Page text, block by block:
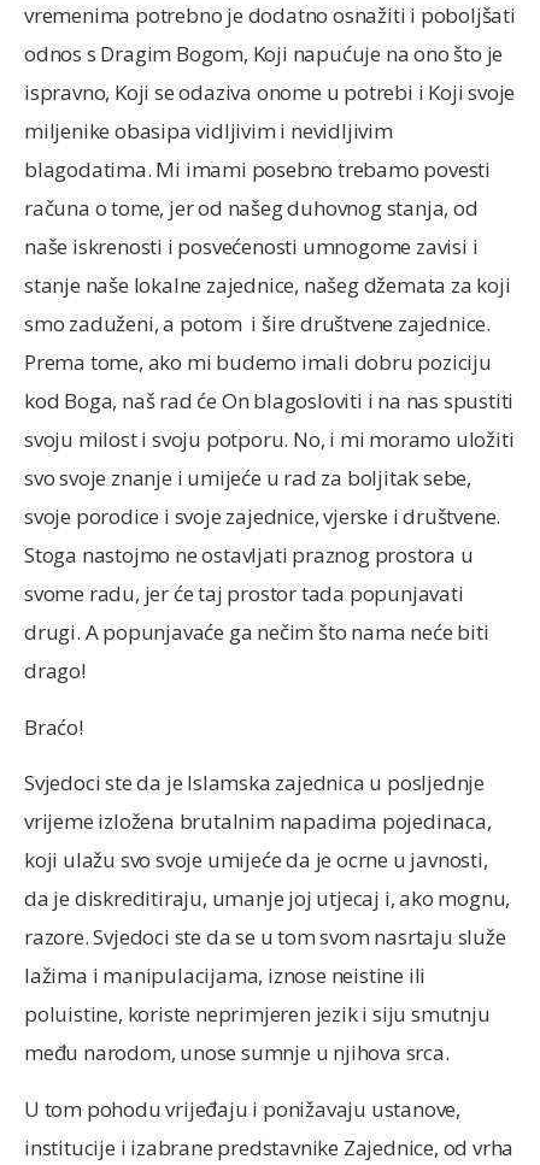
vremenima potrebno je dodatno osnažiti i poboljšati
odnos s Dragim Bogom, Koji napućuje na ono što je
ispravno, Koji se odaziva onome u potrebi i Koji svoje
miljenike obasipa vidljivim i nevidljivim
blagodatima. Mi imami posebno trebamo povesti
računa o tome, jer od našeg duhovnog stanja, od
naše iskrenosti i posvećenosti umnogome zavisi i
stanje naše lokalne zajednice, našeg džemata za koji
smo zaduženi, a potom i šire društvene zajednice.
Prema tome, ako mi budemo imali dobru poziciju
kod Boga, naš rad će On blagosloviti i na nas spustiti
svoju milost i svoju potporu. No, i mi moramo uložiti
svo svoje znanje i umijeće u rad za boljitak sebe,
svoje porodice i svoje zajednice, vjerske i društvene.
Stoga nastojmo ne ostavljati praznog prostora u
svome radu, jer će taj prostor tada popunjavati
drugi. A popunjavaće ga nečim što nama neće biti
drago!
Braćo!
Svjedoci ste da je Islamska zajednica u posljednje
vrijeme izložena brutalnim napadima pojedinaca,
koji ulažu svo svoje umijeće da je ocrne u javnosti,
da je diskreditiraju, umanje joj utjecaj i, ako mognu,
razore. Svjedoci ste da se u tom svom nasrtaju služe
lažima i manipulacijama, iznose neistine ili
poluistine, koriste neprimjeren jezik i siju smutnju
među narodom, unose sumnje u njihova srca.
U tom pohodu vrijeđaju i ponižavaju ustanove,
institucije i izabrane predstavnike Zajednice, od vrha